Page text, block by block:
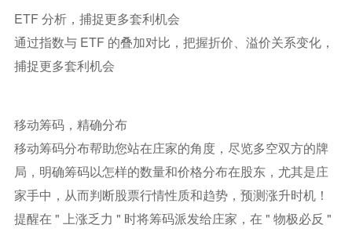
ETF 分析，捕捉更多套利机会
通过指数与 ETF 的叠加对比，把握折价、溢价关系变化，
捕捉更多套利机会
移动筹码，精确分布
移动筹码分布帮助您站在庄家的角度，尽览多空双方的牌
局，明确筹码以怎样的数量和价格分布在股东，尤其是庄
家手中，从而判断股票行情性质和趋势，预测涨升时机！
提醒在 " 上涨乏力 " 时将筹码派发给庄家，在 " 物极必反 "